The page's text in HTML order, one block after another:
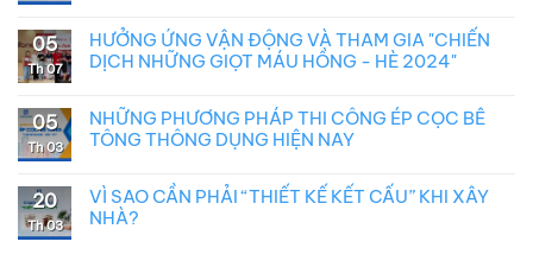
05
Th 07
HƯỞNG ỨNG VẬN ĐỘNG VÀ THAM GIA "CHIẾN
DỊCH NHỮNG GIỌT MÁU HỒNG - HÈ 2024"
05
Th 03
NHỮNG PHƯƠNG PHÁP THI CÔNG ÉP CỌC BÊ
TÔNG THÔNG DỤNG HIỆN NAY
20
Th 03
VÌ SAO CẦN PHẢI “THIẾT KẾ KẾT CẤU” KHI XÂY
NHÀ?